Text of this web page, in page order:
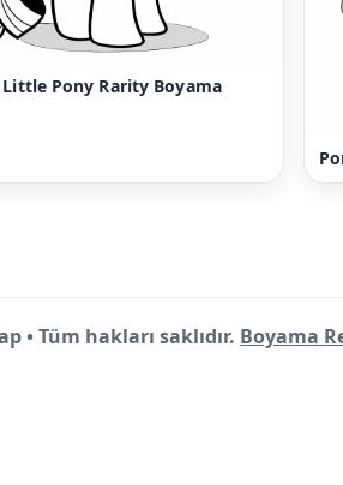
Pony Rarity Boyama
• Tüm hakları saklıdır. Boyama